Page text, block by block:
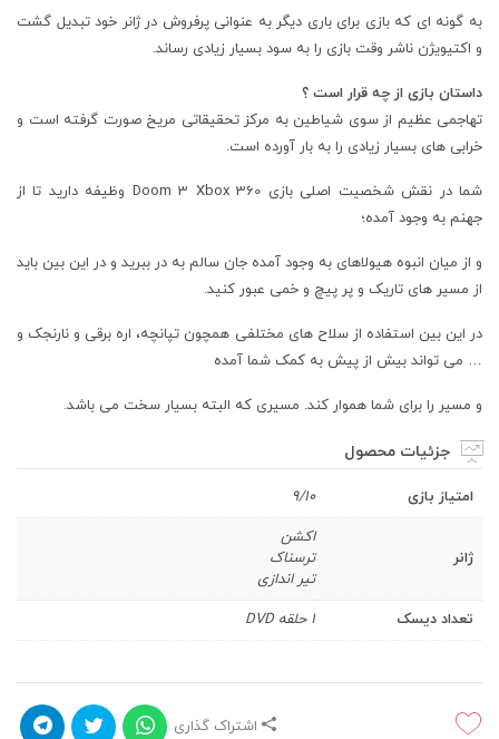
به گونه ای که بازی برای باری دیگر به عنوانی پرفروش در ژانر خود تبدیل گشت
و اکتیویژن ناشر وقت بازی را به سود بسیار زیادی رساند.
داستان بازی از چه قرار است ؟
تهاجمی عظیم از سوی شیاطین به مرکز تحقیقاتی مریخ صورت گرفته است و
خرابی های بسیار زیادی را به بار آورده است.
شما در نقش شخصیت اصلی بازی Doom 3 Xbox 360 وظیفه دارید تا از
جهنم به وجود آمده؛
و از میان انبوه هیولاهای به وجود آمده جان سالم به در ببرید و در این بین باید
از مسیر های تاریک و پر پیچ و خمی عبور کنید.
در این بین استفاده از سلاح های مختلفی همچون تپانچه، اره برقی و نارنجک و
… می تواند بیش از پیش به کمک شما آمده
و مسیر را برای شما هموار کند. مسیری که البته بسیار سخت می باشد.
جزئیات محصول
امتیاز بازی 9/10
ژانر
اکشن
ترسناک
تیر اندازی
تعداد دیسک
1 حلقه DVD
اشتراک گذاری